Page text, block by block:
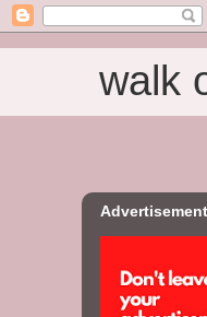
walk
Advertisement